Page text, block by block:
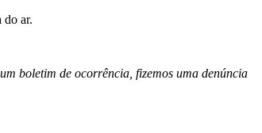
do ar.
boletim de ocorrência, fizemos uma denúncia